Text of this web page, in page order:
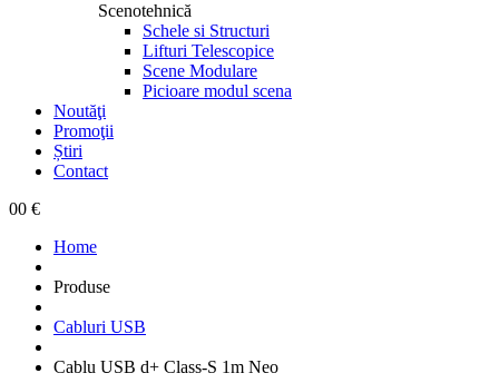
Scenotehnică
Schele si Structuri
Lifturi Telescopice
Scene Modulare
Picioare modul scena
Noutăţi
Promoţii
Știri
Contact
00 €
Home
Produse
Cabluri USB
Cablu USB d+ Class-S 1m Neo